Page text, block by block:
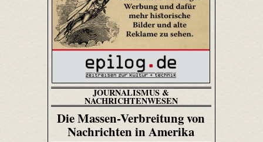
JOURNALISMUS &
NACHRICHTENWESEN
Die Massen-Verbreitung von
Nachrichten in Amerika